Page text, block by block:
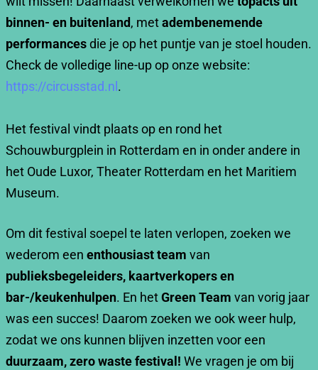
binnen- en buitenland, metadembenemende
performancesdie je op het puntje van je stoel houden.
Check de volledige line-up op onze website:
https://circusstad.nl .
Het festival vindt plaats op en rond het
Schouwburgplein in Rotterdam en in onder andere in
het Oude Luxor, Theater Rotterdam en het Maritiem
Museum.
Om dit festival soepel te laten verlopen, zoeken we
wederom een enthousiast team van
publieksbegeleiders, kaartverkopers en
bar-/keukenhulpen. En hetGreen Team van vorig jaar
was een succes! Daarom zoeken we ook weer hulp,
zodat we ons kunnen blijven inzetten voor een
duurzaam, zero waste festival! We vragen je om bij